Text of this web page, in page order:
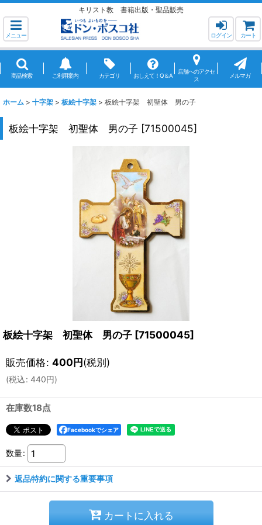
キリスト教 書籍出版・聖品販売
メニュー ログイン カート
商品検索 ご利用案内 カテゴリ おしえて！Q＆A
店舗へのアクセ
ス
メルマガ
ホーム > 十字架 > 板絵十字架 > 板絵十字架 初聖体 男の子
板絵十字架 初聖体 男の子 [71500045]
板絵十字架 初聖体 男の子 [71500045]
販売価格: 400円(税別)
(税込: 440円)
在庫数18点
Facebookでシェア
数量:
返品特約に関する重要事項
カートに入れる